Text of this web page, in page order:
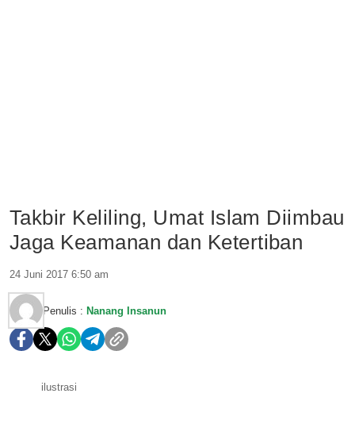
Takbir Keliling, Umat Islam Diimbau
Jaga Keamanan dan Ketertiban
24 Juni 2017 6:50 am
Penulis : Nanang Insanun
ilustrasi